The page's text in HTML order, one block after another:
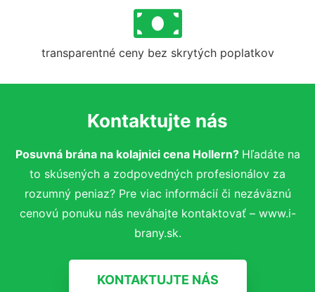
transparentné ceny bez skrytých poplatkov
Kontaktujte nás
Posuvná brána na kolajnici cena Hollern? Hľadáte na
to skúsených a zodpovedných profesionálov za
rozumný peniaz? Pre viac informácií či nezáväznú
cenovú ponuku nás neváhajte kontaktovať – www.i-
brany.sk.
KONTAKTUJTE NÁS